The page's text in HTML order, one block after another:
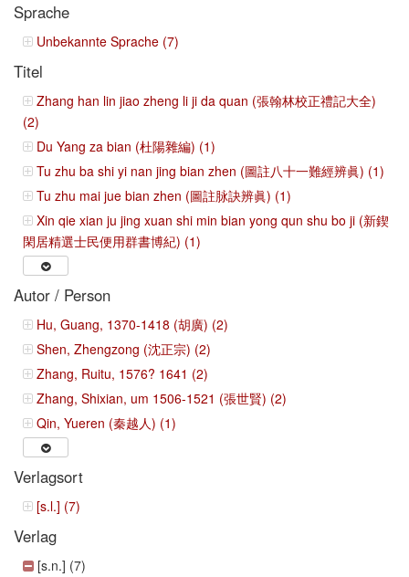
Sprache
Unbekannte Sprache (7)
Titel
Zhang han lin jiao zheng li ji da quan (張翰林校正禮記大全)
(2)
Du Yang za bian (杜陽雜編) (1)
Tu zhu ba shi yi nan jing bian zhen (圖註八十一難經辨眞) (1)
Tu zhu mai jue bian zhen (圖註脉訣辨眞) (1)
Xin qie xian ju jing xuan shi min bian yong qun shu bo ji (新鍥
閑居精選士民便用群書博紀) (1)
Autor / Person
Hu, Guang, 1370-1418 (胡廣) (2)
Shen, Zhengzong (沈正宗) (2)
Zhang, Ruitu, 1576? 1641 (2)
Zhang, Shixian, um 1506-1521 (張世賢) (2)
Qin, Yueren (秦越人) (1)
Verlagsort
[s.l.] (7)
Verlag
[s.n.] (7)